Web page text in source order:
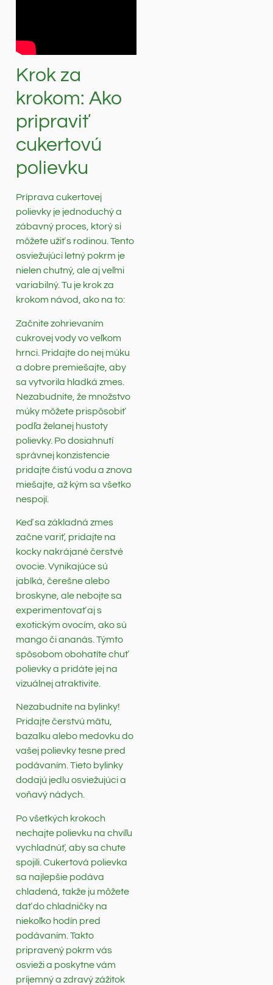
Krok za
krokom: Ako
pripraviť
cukertovú
polievku
Príprava cukertovej
polievky je jednoduchý a
zábavný proces, ktorý si
môžete užiť s rodinou. Tento
osviežujúci letný pokrm je
nielen chutný, ale aj veľmi
variabilný. Tu je krok za
krokom návod, ako na to:
Začnite zohrievaním
cukrovej vody vo veľkom
hrnci. Pridajte do nej múku
a dobre premiešajte, aby
sa vytvorila hladká zmes.
Nezabudnite, že množstvo
múky môžete prispôsobiť
podľa želanej hustoty
polievky. Po dosiahnutí
správnej konzistencie
pridajte čistú vodu a znova
miešajte, až kým sa všetko
nespojí.
Keď sa základná zmes
začne variť, pridajte na
kocky nakrájané čerstvé
ovocie. Vynikajúce sú
jablká, čerešne alebo
broskyne, ale nebojte sa
experimentovať aj s
exotickým ovocím, ako sú
mango či ananás. Týmto
spôsobom obohatíte chuť
polievky a pridáte jej na
vizuálnej atraktivite.
Nezabudnite na bylinky!
Pridajte čerstvú mätu,
bazalku alebo medovku do
vašej polievky tesne pred
podávaním. Tieto bylinky
dodajú jedlu osviežujúci a
voňavý nádych.
Po všetkých krokoch
nechajte polievku na chvíľu
vychladnúť, aby sa chute
spojili. Cukertová polievka
sa najlepšie podáva
chladená, takže ju môžete
dať do chladničky na
niekoľko hodín pred
podávaním. Takto
pripravený pokrm vás
osvieži a poskytne vám
príjemný a zdravý zážitok